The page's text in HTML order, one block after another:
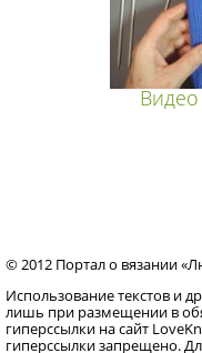
Видео
© 2012 Портал о вязании
Использование текстов и
лишь при размещении в
гиперссылки на сайт
гиперссылки запрещено.